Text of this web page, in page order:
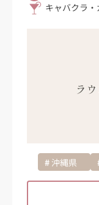
キャバクラ
沖縄県